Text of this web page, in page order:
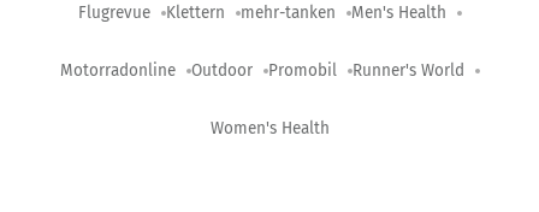
Flugrevue Klettern mehr-tanken Men's Health
Motorradonline Outdoor Promobil Runner's World
Women's Health